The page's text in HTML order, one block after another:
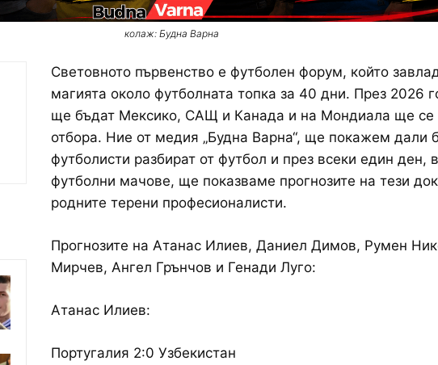
колаж: Будна Варна
Световното първенство е футболен форум, който
магията около футболната топка за 40 дни. През 2026
ще бъдат Мексико, САЩ и Канада и на Мондиала ще се
отбора. Ние от медия „Будна Варна“, ще покажем дали
футболисти разбират от футбол и през всеки един ден,
футболни мачове, ще показваме прогнозите на тези
родните терени професионалисти.
Прогнозите на Атанас Илиев, Даниел Димов, Румен
Мирчев, Ангел Грънчов и Генади Луго:
Атанас Илиев:
Португалия 2:0 Узбекистан